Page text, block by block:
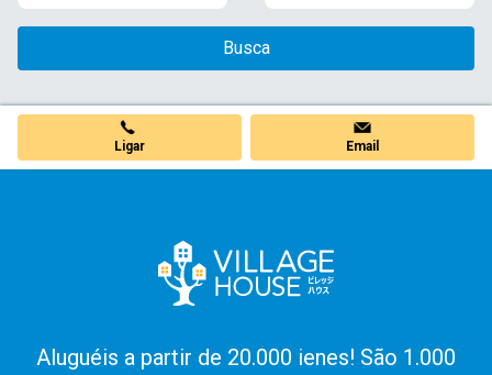
Busca
Ligar Email
Aluguéis a partir de 20.000 ienes! São 1.000